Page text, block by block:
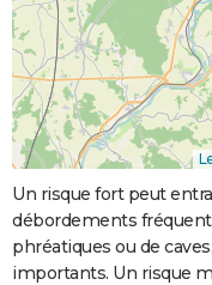
Un risque fort peut
débordements
phréatiques ou de
importants. Un risque